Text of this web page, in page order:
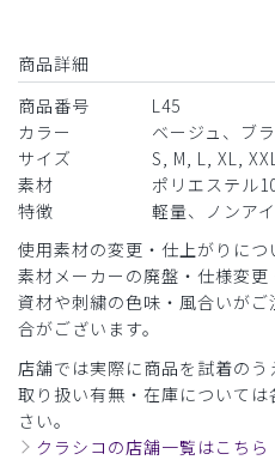
商品：
ス/ネイビー/M
0
​1 ​2
商品詳細
商品番号
L45
カラー
ベージュ、ブ
サイズ
S, M, L, XL, XXL
素材
ポリエステル
特徴
軽量、ノンア
使用素材の変更・仕上がりにつ
素材メーカーの廃盤・仕様変更
資材や刺繍の色味・風合いが
合がございます。
店舗では実際に商品を試着のう
取り扱い有無・在庫について
さい。
クラシコの店舗一覧はこちら